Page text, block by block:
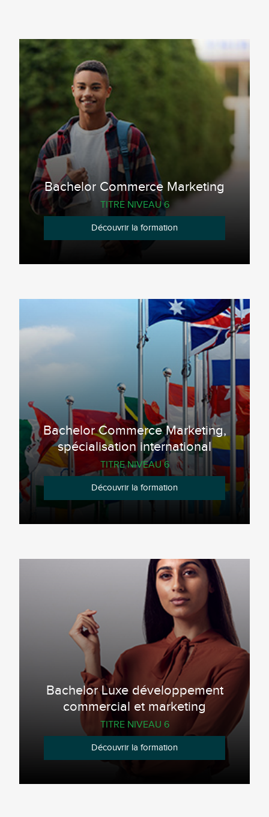
Bachelor Commerce Marketing
TITRE NIVEAU 6
Découvrir la formation
Bachelor Commerce Marketing,
spécialisation international
TITRE NIVEAU 6
Découvrir la formation
Bachelor Luxe développement
commercial et marketing
TITRE NIVEAU 6
Découvrir la formation